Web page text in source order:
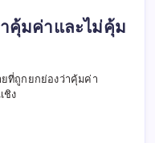
คุ้มค่าและไม่คุ้ม
ที่ถูกยกย่องว่าคุ้มค่า
ชิง